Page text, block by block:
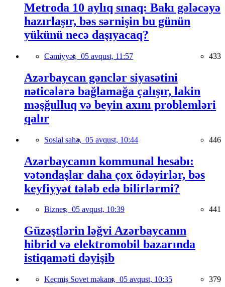
Metroda 10 aylıq sınaq: Bakı gələcəyə
hazırlaşır, bəs sərnişin bu günün
yükünü necə daşıyacaq?
Cəmiyyət, 05 avqust, 11:57 433
Azərbaycan gənclər siyasətini
nəticələrə bağlamağa çalışır, lakin
məşğulluq və beyin axını problemləri
qalır
Sosial sahə, 05 avqust, 10:44 446
Azərbaycanın kommunal hesabı:
vətəndaşlar daha çox ödəyirlər, bəs
keyfiyyət tələb edə bilirlərmi?
Biznes, 05 avqust, 10:39 441
Güzəştlərin ləğvi Azərbaycanın
hibrid və elektromobil bazarında
istiqaməti dəyişib
Keçmiş Sovet məkanı, 05 avqust, 10:35 379